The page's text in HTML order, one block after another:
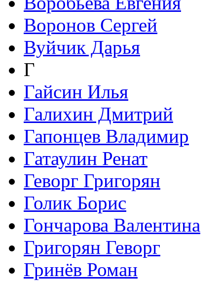
Воронов Сергей
Вуйчик Дарья
Г
Гайсин Илья
Галихин Дмитрий
Гапонцев Владимир
Гатаулин Ренат
Геворг Григорян
Голик Борис
Гончарова Валентина
Григорян Геворг
Гринёв Роман